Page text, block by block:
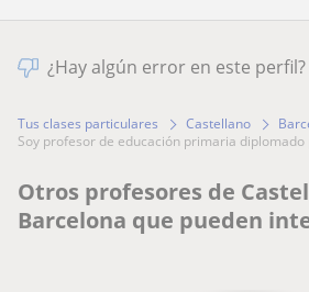
¿Hay algún error en este perfil?
Tus clases particulares Castellano
soy profesor de educación primaria
Otros profesores de
Barcelona que pueden